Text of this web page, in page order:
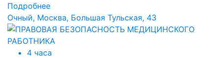
Подробнее
Очный, Москва, Большая Тульская, 43
4 часа